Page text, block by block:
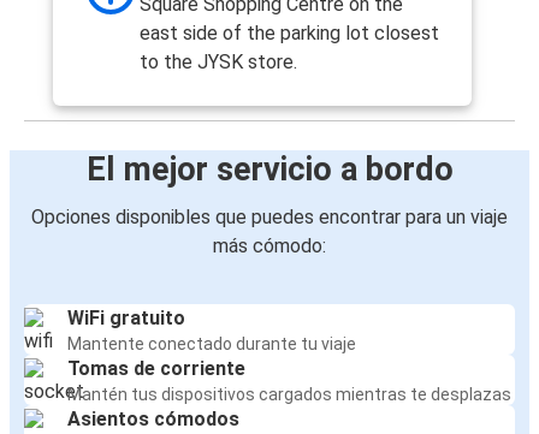
east side of the parking lot closest
to the JYSK store.
El mejor servicio a bordo
Opciones disponibles que puedes encontrar para un viaje
más cómodo:
WiFi gratuito
Mantente conectado durante tu viaje
Tomas de corriente
Mantén tus dispositivos cargados mientras te desplazas
Asientos cómodos